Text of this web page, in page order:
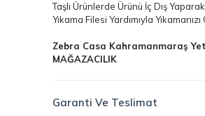
Taşlı Ürünlerde Ürünü İç Dış
Yıkama Filesi Yardımıyla
Zebra Casa Kahramanmaraş
MAĞAZACILIK
Garanti Ve Teslimat